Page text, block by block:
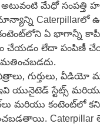
మేధో సంపత్తి
Caterpillarలో
ఏ భాగాన్నీ
చేయడం లేదా
చిత్రాలు,
యునైటెడ్ స్టేట్స్
కంటెంట్‌లో
Caterpillar